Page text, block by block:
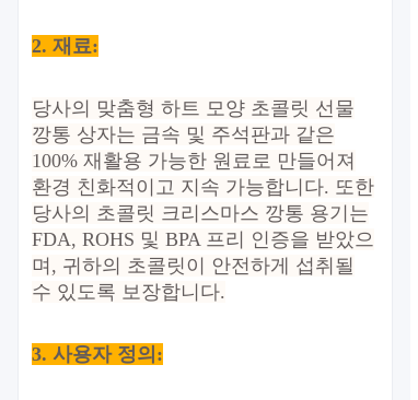
2. 재료:
당사의 맞춤형 하트 모양 초콜릿 선물
깡통 상자는 금속 및 주석판과 같은
100% 재활용 가능한 원료로 만들어져
환경 친화적이고 지속 가능합니다. 또한
당사의 초콜릿 크리스마스 깡통 용기는
FDA, ROHS 및 BPA 프리 인증을 받았으
며, 귀하의 초콜릿이 안전하게 섭취될
수 있도록 보장합니다.
3. 사용자 정의 :